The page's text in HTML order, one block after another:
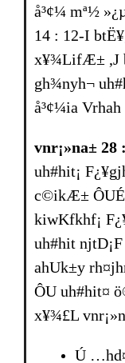
å³¢¼ mª½
14 : 12-I
x¥¾LifÆ± ,J
gh¾nyh¬
å³¢¼ia
vnr¡»na± 28
uh#hit¡
c©ikÆ±
kiwKfkhf¡
uh#hit
ahUk±y
ÔU uh#hit¤
x¥¾£L
Ú